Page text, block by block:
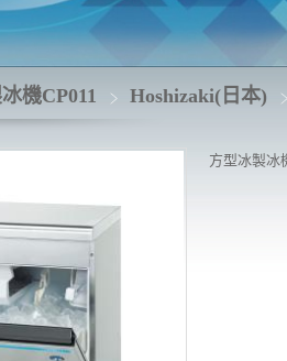
機CP011 Hoshizaki(日本)
方型冰製冰